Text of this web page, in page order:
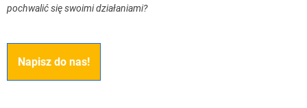
pochwalić się swoimi działaniami?
Napisz do nas!